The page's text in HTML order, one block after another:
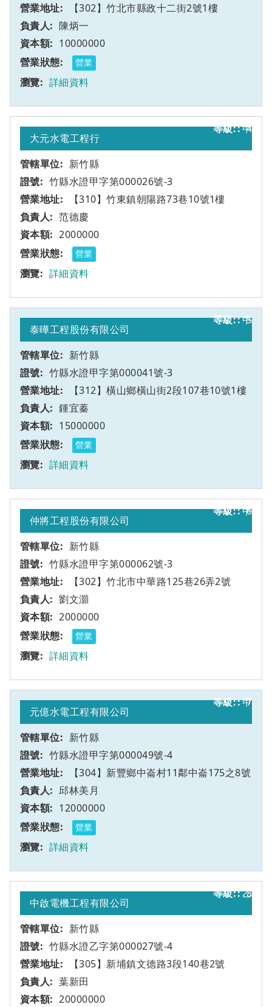
【302】竹北市縣政十二街2號1樓
陳炳一
10000000
營業
詳細資料
4
大元水電工程行
新竹縣
竹縣水證甲字第000026號-3
【310】竹東鎮朝陽路73巷10號1樓
甲
范德慶
2000000
營業
詳細資料
5
泰曄工程股份有限公司
新竹縣
竹縣水證甲字第000041號-3
【312】橫山鄉橫山街2段107巷10號1樓
甲
鍾宜蓁
15000000
營業
詳細資料
6
仲將工程股份有限公司
新竹縣
竹縣水證甲字第000062號-3
【302】竹北市中華路125巷26弄2號
甲
劉文灝
2000000
營業
詳細資料
7
元億水電工程有限公司
新竹縣
竹縣水證甲字第000049號-4
【304】新豐鄉中崙村11鄰中崙175之8號
甲
邱林美月
12000000
營業
詳細資料
8
中啟電機工程有限公司
新竹縣
竹縣水證乙字第000027號-4
【305】新埔鎮文德路3段140巷2號
乙
葉新田
20000000